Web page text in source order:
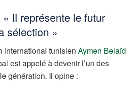
Il représente le futur
sélection »
international tunisien Aymen Belaïd
est appelé à devenir l’un des
génération. Il opine :